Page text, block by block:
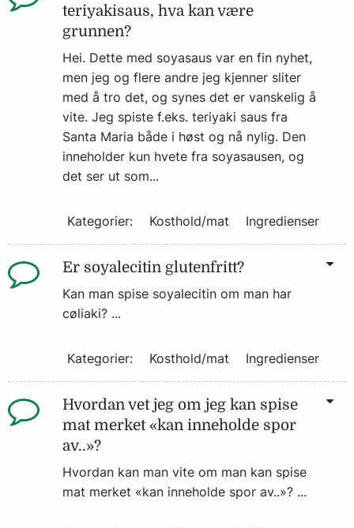
teriyakisaus, hva kan være
grunnen?
Hei. Dette med soyasaus var en fin nyhet,
men jeg og flere andre jeg kjenner sliter
med å tro det, og synes det er vanskelig å
vite. Jeg spiste f.eks. teriyaki saus fra
Santa Maria både i høst og nå nylig. Den
inneholder kun hvete fra soyasausen, og
det ser ut som...
Kategorier: Kosthold/mat Ingredienser
Er soyalecitin glutenfritt?
Kan man spise soyalecitin om man har
cøliaki? ...
Kategorier: Kosthold/mat Ingredienser
Hvordan vet jeg om jeg kan spise
mat merket «kan inneholde spor
av..»?
Hvordan kan man vite om man kan spise
mat merket «kan inneholde spor av..»? ...